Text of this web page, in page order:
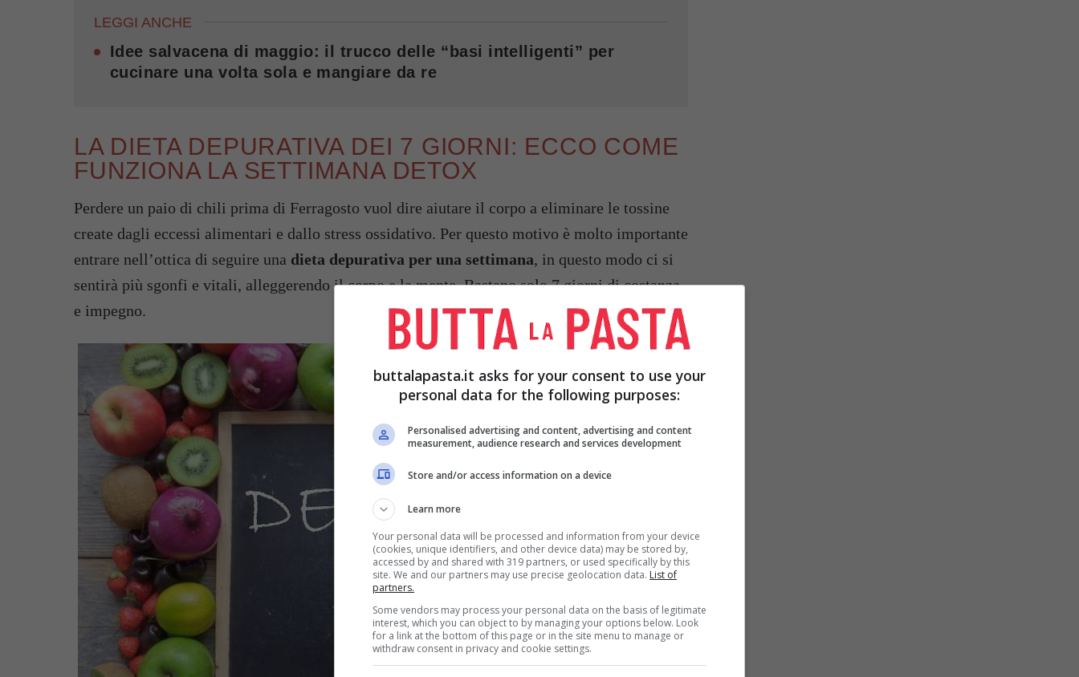
LEGGI ANCHE
Idee salvacena di maggio: il trucco delle “basi intelligenti” per
cucinare una volta sola e mangiare da re
LA DIETA DEPURATIVA DEI 7 GIORNI: ECCO COME
FUNZIONA LA SETTIMANA DETOX
Perdere un paio di chili prima di Ferragosto vuol dire aiutare il corpo a eliminare le tossine
create dagli eccessi alimentari e dallo stress ossidativo. Per questo motivo è molto importante
entrare nell’ottica di seguire una dieta depurativa per una settimana, in questo modo ci si
sentirà più sgonfi e vitali, alleggerendo il corpo e la mente. Bastano solo 7 giorni di costanza
e impegno.
buttalapasta.it asks for your consent to use your
personal data for the following purposes:
Personalised advertising and content, advertising and content
measurement, audience research and services development
Store and/or access information on a device
Learn more
Your personal data will be processed and information from your device
(cookies, unique identifiers, and other device data) may be stored by,
accessed by and shared with 319 partners, or used specifically by this
site. We and our partners may use precise geolocation data. List of
partners.
Some vendors may process your personal data on the basis of legitimate
interest, which you can object to by managing your options below. Look
for a link at the bottom of this page or in the site menu to manage or
withdraw consent in privacy and cookie settings.